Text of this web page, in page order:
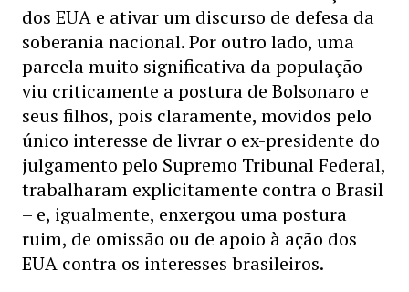
dos EUA e ativar um discurso de defesa da
soberania nacional. Por outro lado, uma
parcela muito significativa da população
viu criticamente a postura de Bolsonaro e
seus filhos, pois claramente, movidos pelo
único interesse de livrar o ex-presidente do
julgamento pelo Supremo Tribunal Federal,
trabalharam explicitamente contra o Brasil
– e, igualmente, enxergou uma postura
ruim, de omissão ou de apoio à ação dos
EUA contra os interesses brasileiros.